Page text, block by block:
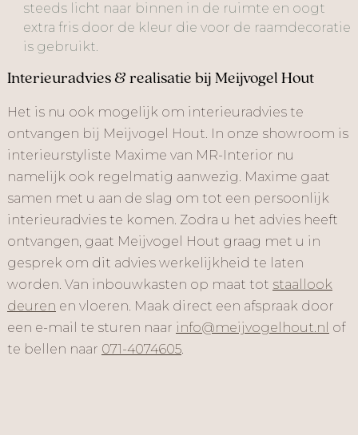
steeds licht naar binnen in de ruimte en oogt
extra fris door de kleur die voor de raamdecoratie
is gebruikt.
Interieuradvies & realisatie bij Meijvogel Hout
Het is nu ook mogelijk om interieuradvies te
ontvangen bij Meijvogel Hout. In onze showroom is
interieurstyliste Maxime van MR-Interior nu
namelijk ook regelmatig aanwezig. Maxime gaat
samen met u aan de slag om tot een persoonlijk
interieuradvies te komen. Zodra u het advies heeft
ontvangen, gaat Meijvogel Hout graag met u in
gesprek om dit advies werkelijkheid te laten
worden. Van inbouwkasten op maat tot staallook
deuren en vloeren. Maak direct een afspraak door
een e-mail te sturen naar info@meijvogelhout.nl of
te bellen naar 071-4074605.